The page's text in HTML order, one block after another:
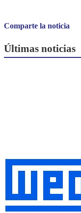
Comparte la noticia
Últimas noticias